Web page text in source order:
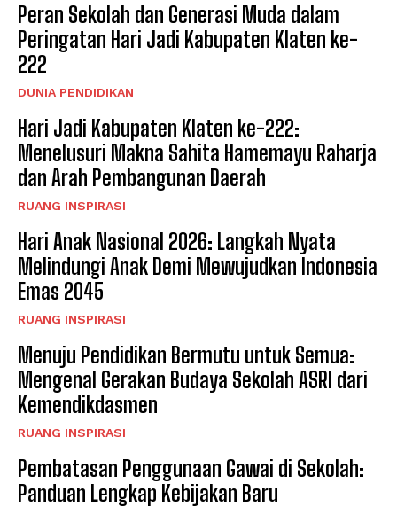
Peran Sekolah dan Generasi Muda dalam
Peringatan Hari Jadi Kabupaten Klaten ke-
222
DUNIA PENDIDIKAN
Hari Jadi Kabupaten Klaten ke-222:
Menelusuri Makna Sahita Hamemayu Raharja
dan Arah Pembangunan Daerah
RUANG INSPIRASI
Hari Anak Nasional 2026: Langkah Nyata
Melindungi Anak Demi Mewujudkan Indonesia
Emas 2045
RUANG INSPIRASI
Menuju Pendidikan Bermutu untuk Semua:
Mengenal Gerakan Budaya Sekolah ASRI dari
Kemendikdasmen
RUANG INSPIRASI
Pembatasan Penggunaan Gawai di Sekolah:
Panduan Lengkap Kebijakan Baru